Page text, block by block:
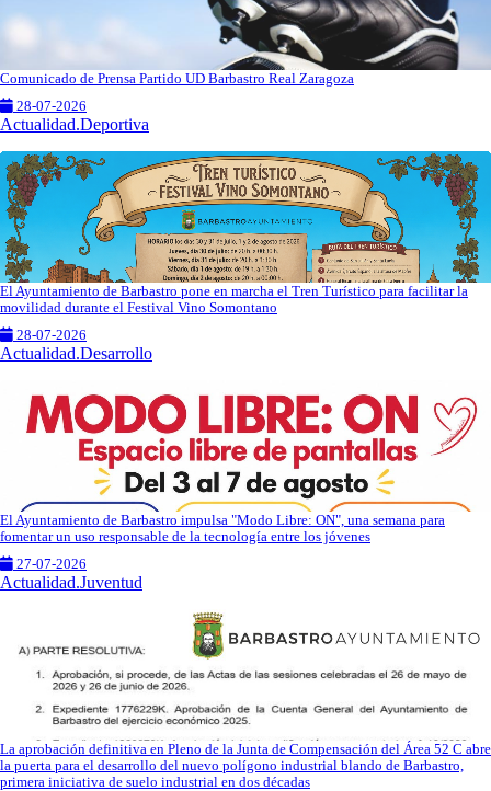
Comunicado de Prensa Partido UD Barbastro Real Zaragoza
28-07-2026
Actualidad.Deportiva
El Ayuntamiento de Barbastro pone en marcha el Tren Turístico para facilitar la
movilidad durante el Festival Vino Somontano
28-07-2026
Actualidad.Desarrollo
El Ayuntamiento de Barbastro impulsa "Modo Libre: ON", una semana para
fomentar un uso responsable de la tecnología entre los jóvenes
27-07-2026
Actualidad.Juventud
La aprobación definitiva en Pleno de la Junta de Compensación del Área 52 C abre
la puerta para el desarrollo del nuevo polígono industrial blando de Barbastro,
primera iniciativa de suelo industrial en dos décadas